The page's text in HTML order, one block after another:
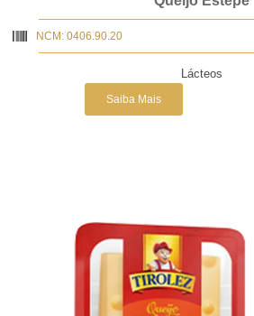
NCM: 0406.90.20
Lácteos
Saiba Mais